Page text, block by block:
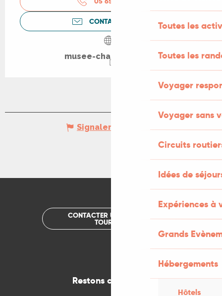
Toutes les
Toutes les
Voyager
Voyager sans
Circuits
Idées de
Expériences à
Grands
Hébergements
Hôtels
CONTACTEZ-NOUS
musee-champollion.fr
Signaler une erreur
CONTACTER UN OFFICE DE
TOURISME
Restons connectés